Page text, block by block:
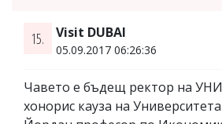
15. Visit DUBAI
05.09.2017 06:26:36
Чавето е бъдещ ректор на
хонорис кауза на